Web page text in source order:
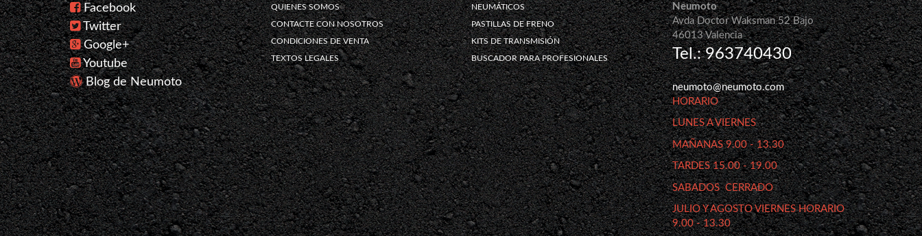
Facebook
Twitter
Google+
Youtube
Blog de Neumoto
QUIENES SOMOS
CONTACTE CON NOSOTROS
CONDICIONES DE VENTA
TEXTOS LEGALES
NEUMÁTICOS
PASTILLAS DE FRENO
KITS DE TRANSMISIÓN
BUSCADOR PARA PROFESIONALES
Neumoto
Avda Doctor Waksman 52 Bajo
46013 Valencia
Tel.: 963740430
neumoto@neumoto.com
HORARIO
LUNES A VIERNES
MAÑANAS 9.00 - 13.30
TARDES 15.00 - 19.00
SABADOS CERRADO
JULIO Y AGOSTO VIERNES HORARIO
9.00 - 13.30